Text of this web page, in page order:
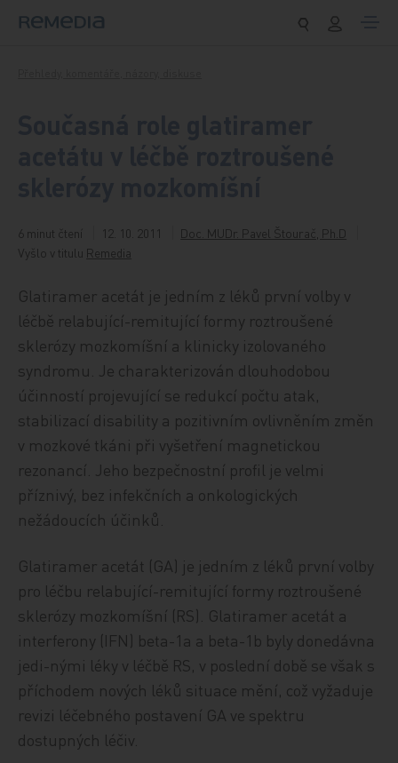
6 minut čtení 12. 10. 2011
Doc. MUDr. Pavel Štourač, Ph.D
Vyšlo v titulu Remedia
Glatiramer acetát je jedním z léků první volby v
léčbě relabující-remitující formy roztroušené
sklerózy mozkomíšní a klinicky izolovaného
syndromu. Je charakterizován dlouhodobou
účinností projevující se redukcí počtu atak,
stabilizací disability a pozitivním ovlivněním změn
v mozkové tkáni při vyšetření magnetickou
rezonancí. Jeho bezpečnostní profil je velmi
příznivý, bez infekčních a onkologických
nežádoucích účinků.
Glatiramer acetát (GA) je jedním z léků první volby
pro léčbu relabující-remitující formy roztroušené
sklerózy mozkomíšní (RS). Glatiramer acetát a
interferony (IFN) beta-1a a beta-1b byly donedávna
jedi-nými léky v léčbě RS, v poslední době se však s
příchodem nových léků situace mění, což vyžaduje
revizi léčebného postavení GA ve spektru
dostupných léčiv.